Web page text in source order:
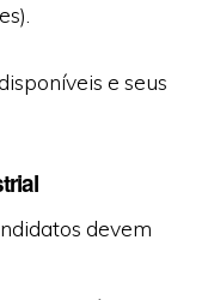
e seus
devem